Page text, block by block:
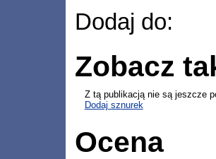
Dodaj do:
Zobacz
Z tą publikacją nie są jeszcze
Dodaj sznurek
Ocena